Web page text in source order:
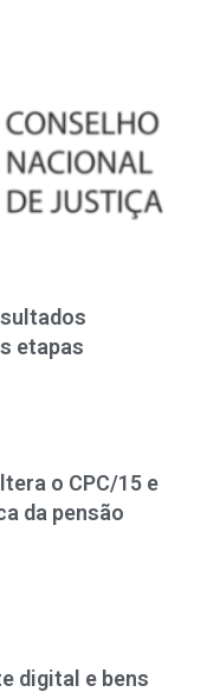
etapas
o CPC/15 e
da pensão
digital e bens